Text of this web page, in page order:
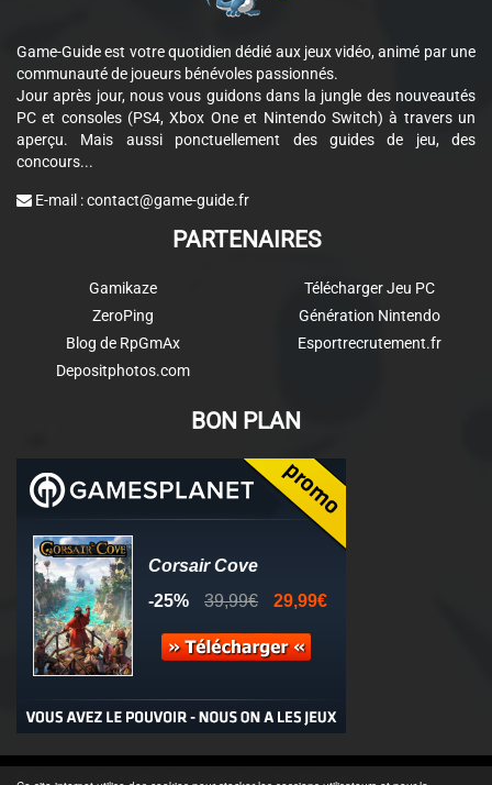
Game-Guide est votre quotidien dédié aux jeux vidéo, animé par une
communauté de joueurs bénévoles passionnés.
Jour après jour, nous vous guidons dans la jungle des nouveautés
PC et consoles (PS4, Xbox One et Nintendo Switch) à travers un
aperçu. Mais aussi ponctuellement des guides de jeu, des
concours...
E-mail :contact@game-guide.fr
PARTENAIRES
Gamikaze
ZeroPing
Blog de RpGmAx
Depositphotos.com
Télécharger Jeu PC
Génération Nintendo
Esportrecrutement.fr
BON PLAN
© 2011-2025 - Association Clamidra - Wordpress